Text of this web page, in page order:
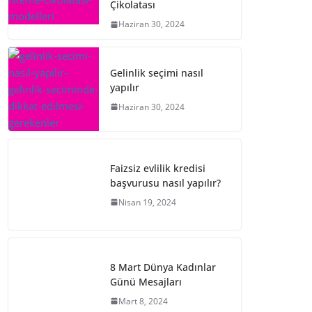
Çikolatası
Haziran 30, 2024
Gelinlik seçimi nasıl
yapılır
Haziran 30, 2024
Faizsiz evlilik kredisi
başvurusu nasıl yapılır?
Nisan 19, 2024
8 Mart Dünya Kadınlar
Günü Mesajları
Mart 8, 2024